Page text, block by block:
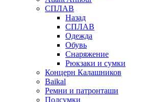
СПЛАВ
Назад
СПЛАВ
Одежда
Обувь
Снаряжение
Рюкзаки и сумки
Концерн Калашников
Baikal
Ремни и патронташи
Подсумки